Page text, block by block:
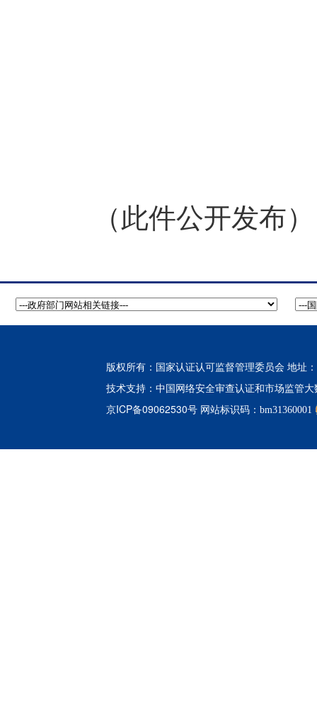
（此件公开发布）
版权所有：国家认证认可监督管理委员会 地址
技术支持： 中国网络安全审查认证和市场监管
京ICP备09062530号 网站标识码：bm31360001